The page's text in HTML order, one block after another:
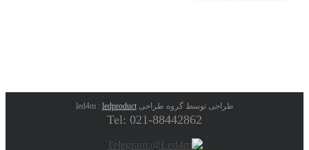
طراحی توسط گروه طراحی led4m :ledproduct
Tel: 021-88442862